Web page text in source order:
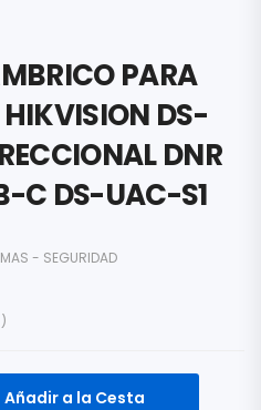
PARA
DS-
DNR
C DS-UAC-S1
- SEGURIDAD
Añadir a la Cesta